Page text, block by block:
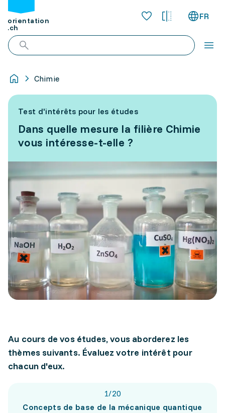
orientation
.ch
FR
Chimie
Test d'intérêts pour les études
Dans quelle mesure la filière Chimie
vous intéresse-t-elle ?
Au cours de vos études, vous aborderez les
thèmes suivants. Évaluez votre intérêt pour
chacun d'eux.
1/20
Concepts de base de la mécanique quantique